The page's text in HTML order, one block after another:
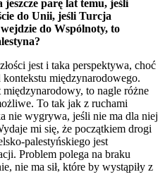
jeszcze parę lat temu, jeśli
do Unii, jeśli Turcja
do Wspólnoty, to
jest i taka perspektywa, choć
międzynarodowego.
to nagle różne
To tak jak z ruchami
nie wygrywa, jeśli nie ma dla niej
mi się, że początkiem drogi
palestyńskiego jest
Problem polega na braku
nie ma sił, które by wystąpiły z